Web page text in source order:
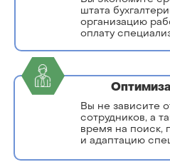
штата
организацию
оплату
Вы не зависите
сотрудников, а
время на поиск,
и адаптацию